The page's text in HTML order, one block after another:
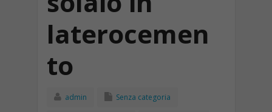
laterocemen
to
admin Senza categoria